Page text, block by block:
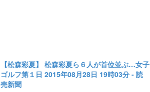
【松森彩夏】 松森彩夏ら６人が首位並ぶ…女子
ゴルフ第１日 2015年08月28日 19時03分 - 読
売新聞